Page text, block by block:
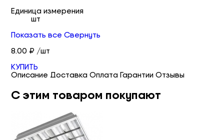
Единица измерения
шт
Показать все Свернуть
8.00 ₽ /шт
КУПИТЬ
Описание Доставка Оплата Гарантии Отзывы
С этим товаром покупают